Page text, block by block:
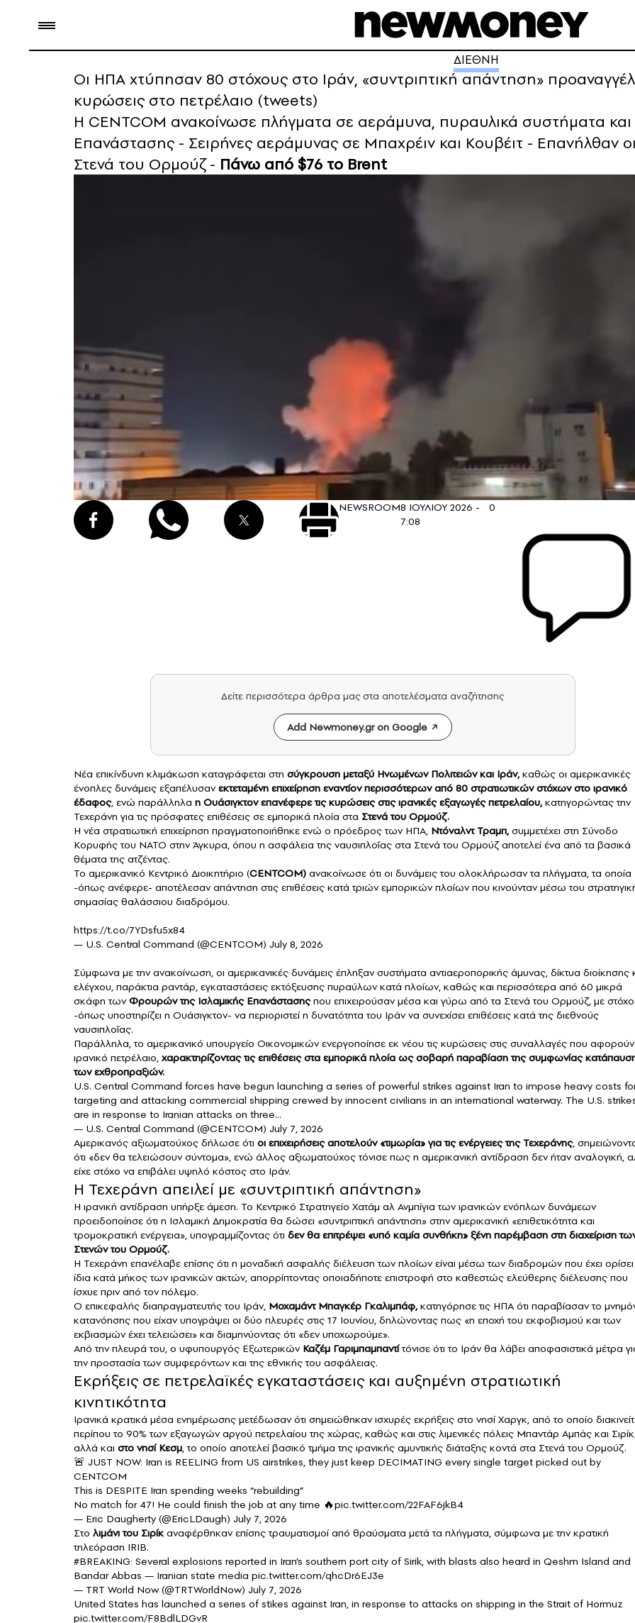
ΔΙΕΘΝΗ
Οι ΗΠΑ χτύπησαν 80 στόχους στο Ιράν, «συντριπτική απάντηση»
κυρώσεις στο πετρέλαιο (tweets)
Η CENTCOM ανακοίνωσε πλήγματα σε αεράμυνα, πυραυλικά συστήματα
Επανάστασης - Σειρήνες αεράμυνας σε Μπαχρέιν και Κουβέιτ - Επανήλθαν
Στενά του Ορμούζ - Πάνω από $76 το Brent
NEWSROOM8 ΙΟΥΛΙΟΥ 2026 -
7:08
0
Δείτε περισσότερα άρθρα μας στα αποτελέσματα αναζήτησης
Add Newmoney.gr on Google
Νέα επικίνδυνη κλιμάκωση καταγράφεται στη σύγκρουση μεταξύ Ηνωμένων Πολιτειών και Ιράν,καθώς οι αμερικανικές
ένοπλες δυνάμεις εξαπέλυσανεκτεταμένη επιχείρηση εναντίον περισσότερων από 80 στρατιωτικών στόχων στο ιρανικό
έδαφος, ενώ παράλληλα η Ουάσιγκτον επανέφερε τις κυρώσεις στις ιρανικές εξαγωγές πετρελαίου,κατηγορώντας την
Τεχεράνη για τις πρόσφατες επιθέσεις σε εμπορικά πλοία στα Στενά του Ορμούζ.
Η νέα στρατιωτική επιχείρηση πραγματοποιήθηκε ενώ ο πρόεδρος των ΗΠΑ, Ντόναλντ Τραμπ,συμμετέχει στη Σύνοδο
Κορυφής του ΝΑΤΟ στην Άγκυρα, όπου η ασφάλεια της ναυσιπλοΐας στα Στενά του Ορμούζ αποτελεί ένα από τα βασικά
θέματα της ατζέντας.
Το αμερικανικό Κεντρικό Διοικητήριο (CENTCOM) ανακοίνωσε ότι οι δυνάμεις του ολοκλήρωσαν τα πλήγματα, τα οποία
-όπως ανέφερε- αποτέλεσαν απάντηση στις επιθέσεις κατά τριών εμπορικών πλοίων που κινούνταν μέσω του
σημασίας θαλάσσιου διαδρόμου.
https://t.co/7YDsfu5x84
— U.S. Central Command (@CENTCOM) July 8, 2026
Σύμφωνα με την ανακοίνωση, οι αμερικανικές δυνάμεις έπληξαν συστήματα αντιαεροπορικής άμυνας, δίκτυα διοίκησης
ελέγχου, παράκτια ραντάρ, εγκαταστάσεις εκτόξευσης πυραύλων κατά πλοίων, καθώς και περισσότερα από 60 μικρά
σκάφη τωνΦρουρών της Ισλαμικής Επανάστασης που επιχειρούσαν μέσα και γύρω από τα Στενά του Ορμούζ, με στόχο
-όπως υποστηρίζει η Ουάσιγκτον- να περιοριστεί η δυνατότητα του Ιράν να συνεχίσει επιθέσεις κατά της διεθνούς
ναυσιπλοΐας.
Παράλληλα, το αμερικανικό υπουργείο Οικονομικών ενεργοποίησε εκ νέου τις κυρώσεις στις συναλλαγές που
ιρανικό πετρέλαιο, χαρακτηρίζοντας τις επιθέσεις στα εμπορικά πλοία ως σοβαρή παραβίαση της συμφωνίας
των εχθροπραξιών.
U.S. Central Command forces have begun launching a series of powerful strikes against Iran to impose heavy costs
targeting and attacking commercial shipping crewed by innocent civilians in an international waterway. The U.S.
are in response to Iranian attacks on three…
— U.S. Central Command (@CENTCOM) July 7, 2026
Αμερικανός αξιωματούχος δήλωσε ότι οι επιχειρήσεις αποτελούν «τιμωρία» για τις ενέργειες της Τεχεράνης,
ότι «δεν θα τελειώσουν σύντομα», ενώ άλλος αξιωματούχος τόνισε πως η αμερικανική αντίδραση δεν ήταν αναλογική,
είχε στόχο να επιβάλει υψηλό κόστος στο Ιράν.
Η Τεχεράνη απειλεί με «συντριπτική απάντηση»
Η ιρανική αντίδραση υπήρξε άμεση. Το Κεντρικό Στρατηγείο Χατάμ αλ Ανμπίγια των ιρανικών ενόπλων δυνάμεων
προειδοποίησε ότι η Ισλαμική Δημοκρατία θα δώσει «συντριπτική απάντηση» στην αμερικανική «επιθετικότητα και
τρομοκρατική ενέργεια», υπογραμμίζοντας ότι δεν θα επιτρέψει «υπό καμία συνθήκη» ξένη παρέμβαση στη διαχείριση
Στενών του Ορμούζ.
Η Τεχεράνη επανέλαβε επίσης ότι η μοναδική ασφαλής διέλευση των πλοίων είναι μέσω των διαδρομών που έχει
ίδια κατά μήκος των ιρανικών ακτών, απορρίπτοντας οποιαδήποτε επιστροφή στο καθεστώς ελεύθερης διέλευσης που
ίσχυε πριν από τον πόλεμο.
Ο επικεφαλής διαπραγματευτής του Ιράν, Μοχαμάντ Μπαγκέρ Γκαλιμπάφ,κατηγόρησε τις ΗΠΑ ότι παραβίασαν το
κατανόησης που είχαν υπογράψει οι δύο πλευρές στις 17 Ιουνίου, δηλώνοντας πως «η εποχή του εκφοβισμού και των
εκβιασμών έχει τελειώσει» και διαμηνύοντας ότι «δεν υποχωρούμε».
Από την πλευρά του, ο υφυπουργός Εξωτερικών Καζέμ Γαριμπαμπαντίτόνισε ότι το Ιράν θα λάβει αποφασιστικά μέτρα
την προστασία των συμφερόντων και της εθνικής του ασφάλειας.
Εκρήξεις σε πετρελαϊκές εγκαταστάσεις και αυξημένη στρατιωτική
κινητικότητα
Ιρανικά κρατικά μέσα ενημέρωσης μετέδωσαν ότι σημειώθηκαν ισχυρές εκρήξεις στο νησί Χαργκ, από το οποίο
περίπου το 90% των εξαγωγών αργού πετρελαίου της χώρας, καθώς και στις λιμενικές πόλεις Μπαντάρ Αμπάς και
αλλά και στο νησί Κεσμ, το οποίο αποτελεί βασικό τμήμα της ιρανικής αμυντικής διάταξης κοντά στα Στενά του Ορμούζ.
🚨 JUST NOW: Iran is REELING from US airstrikes, they just keep DECIMATING every single target picked out by
CENTCOM
This is DESPITE Iran spending weeks “rebuilding”
No match for 47! He could finish the job at any time 🔥pic.twitter.com/22FAF6jkB4
— Eric Daugherty (@EricLDaugh) July 7, 2026
Στο λιμάνι του Σιρίκαναφέρθηκαν επίσης τραυματισμοί από θραύσματα μετά τα πλήγματα, σύμφωνα με την κρατική
τηλεόραση IRIB.
#BREAKING: Several explosions reported in Iran’s southern port city of Sirik, with blasts also heard in Qeshm Island and
Bandar Abbas — Iranian state media pic.twitter.com/qhcDr6EJ3e
— TRT World Now (@TRTWorldNow) July 7, 2026
United States has launched a series of stikes against Iran, in response to attacks on shipping in the Strait of Hormuz
pic.twitter.com/F8BdlLDGvR